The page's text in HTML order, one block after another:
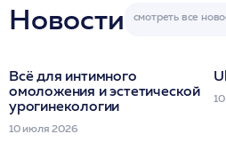
Новости
Всё для интимного
омоложения и эстетической
урогинекологии
10 июля 2026